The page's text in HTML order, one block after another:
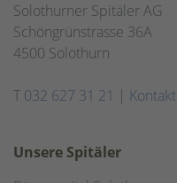
Solothurner Spitäler AG
Schöngrünstrasse 36A
4500 Solothurn
T 032 627 31 21 | Kontakt
Unsere Spitäler